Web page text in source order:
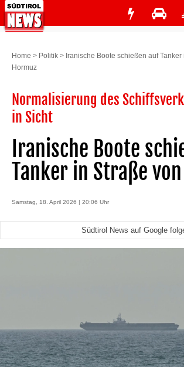
Home > Politik > Iranische Boote schießen auf Tanker
Hormuz
Normalisierung des
in Sicht
Iranische Boote
Tanker in Straße
Samstag, 18. April 2026 | 20:06 Uhr
Südtirol News auf Google